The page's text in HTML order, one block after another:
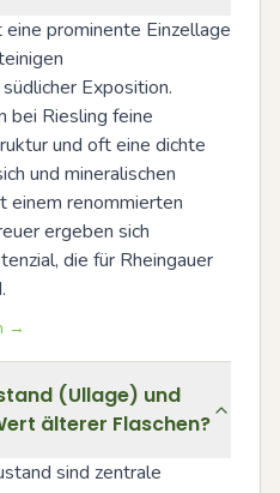
prominente Einzellage
Exposition.
bei Riesling feine
und oft eine dichte
und mineralischen
einem renommierten
ergeben sich
die für Rheingauer
→
(Ullage) und
älterer Flaschen?
sind zentrale